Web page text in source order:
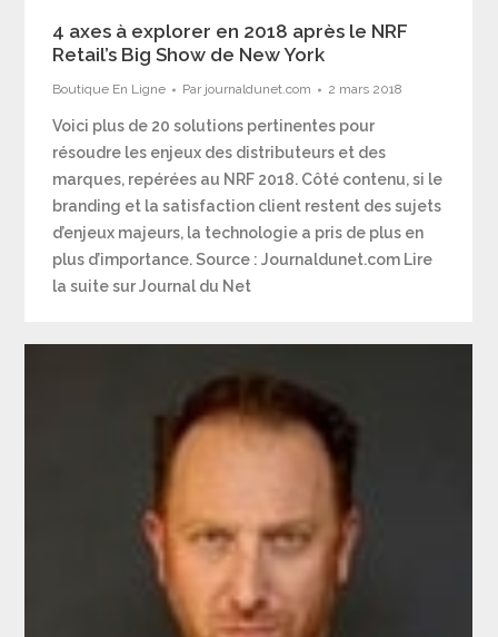
4 axes à explorer en 2018 après le NRF
Retail’s Big Show de New York
Boutique En Ligne Par journaldunet.com 2 mars 2018
Voici plus de 20 solutions pertinentes pour
résoudre les enjeux des distributeurs et des
marques, repérées au NRF 2018. Côté contenu, si le
branding et la satisfaction client restent des sujets
d’enjeux majeurs, la technologie a pris de plus en
plus d’importance. Source : Journaldunet.com Lire
la suite sur Journal du Net